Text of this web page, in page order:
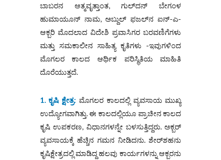
ಬಾಬರನ ಆತ್ಮವೃತ್ತಾಂತ, ಗುಲ್‌ದನ್‌ ಬೇಗಂಳ
ಹುಮಾಯೂನ್ ನಾಮ, ಅಬ್ದುಲ್‌ ಫಜಲ್‌ನ ಐನ್-ಎ-
ಆಕ್ಬರಿ ಮೊದಲಾದ ವಿದೇಶಿ ಪ್ರವಾಸಿಗರ ಬರವಣಿಗೆಗಳು
ಮತ್ತು ಸಮಕಾಲೀನ ಸಾಹಿತ್ಯ ಕೃತಿಗಳು -ಇವುಗಳಿಂದ
ಮೊಗಲರ ಕಾಲದ ಆರ್ಥಿಕ ಪರಿಸ್ಥಿತಿಯ ಮಾಹಿತಿ
ದೊರೆಯುತ್ತದೆ.
1. ಕೃಷಿ ಕ್ಷೇತ್ರ: ಮೊಗಲರ ಕಾಲದಲ್ಲಿ ವ್ಯವಸಾಯ ಮುಖ್ಯ
ಉದ್ಯೋಗವಾಗಿತ್ತು. ಈ ಕಾಲದಲ್ಲಿಯೂ ಪ್ರಾಚೀನ ಕಾಲದ
ಕೃಷಿ ಉಪಕರಣ, ವಿಧಾನಗಳನ್ನೇ ಬಳಸುತ್ತಿದ್ದರು. ಅಕ್ಬರ್
ವ್ಯವಸಾಯಕ್ಕೆ ಹೆಚ್ಚಿನ ಗಮನ ನೀಡಿದನು. ಶೇರ್‌ಶಹನು
ಕೃಷಿಕ್ಷೇತ್ರದಲ್ಲಿ ಮಾಡಿದ್ದ ಹಲವು ಕಾರ್ಯಗಳನ್ನು ಆಕ್ಬರನು